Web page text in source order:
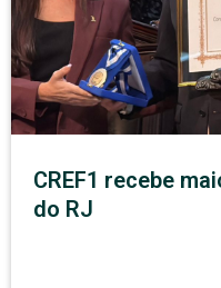
CREF1 recebe
do RJ